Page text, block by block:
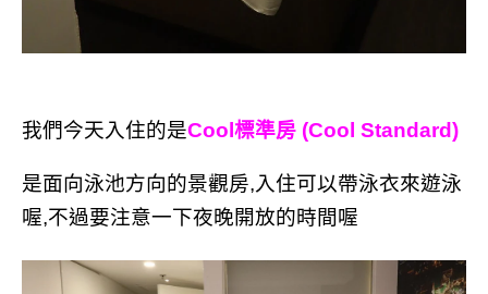
我們今天入住的是Cool標準房 (Cool Standard)
是面向泳池方向的景觀房,入住可以帶泳衣來遊泳
喔,不過要注意一下夜晚開放的時間喔